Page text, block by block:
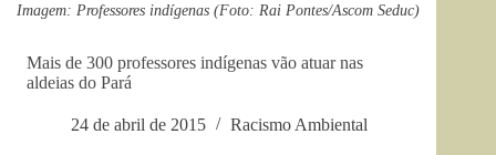
Imagem: Professores indígenas (Foto: Rai Pontes/Ascom Seduc)
Mais de 300 professores indígenas vão atuar nas
aldeias do Pará
24 de abril de 2015 Racismo Ambiental